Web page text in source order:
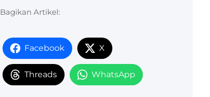
Bagikan Artikel:
Facebook X
Threads WhatsApp